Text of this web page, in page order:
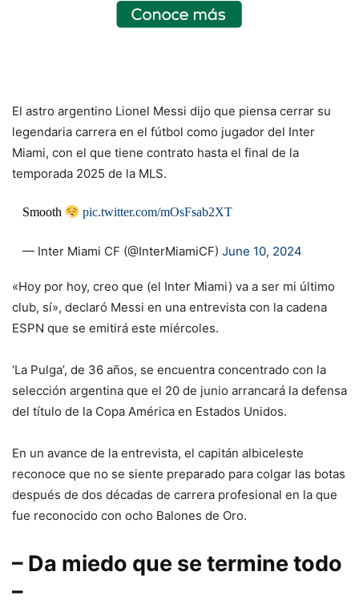
El astro argentino Lionel Messi dijo que piensa cerrar su
legendaria carrera en el fútbol como jugador del Inter
Miami, con el que tiene contrato hasta el final de la
temporada 2025 de la MLS.
Smooth pic.twitter.com/mOsFsab2XT
— Inter Miami CF (@InterMiamiCF) June 10, 2024
«Hoy por hoy, creo que (el Inter Miami) va a ser mi último
club, sí», declaró Messi en una entrevista con la cadena
ESPN que se emitirá este miércoles.
‘La Pulga’, de 36 años, se encuentra concentrado con la
selección argentina que el 20 de junio arrancará la defensa
del título de la Copa América en Estados Unidos.
En un avance de la entrevista, el capitán albiceleste
reconoce que no se siente preparado para colgar las botas
después de dos décadas de carrera profesional en la que
fue reconocido con ocho Balones de Oro.
– Da miedo que se termine todo
–